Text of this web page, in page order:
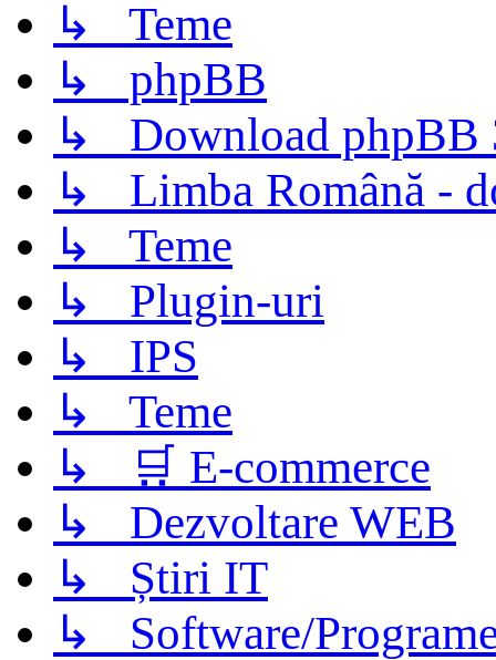
↳ Teme
↳ phpBB
↳ Download phpBB
↳ Limba Română -
↳ Teme
↳ Plugin-uri
↳ IPS
↳ Teme
↳ 🛒 E-commerce
↳ Dezvoltare WEB
↳ Știri IT
↳ Software/